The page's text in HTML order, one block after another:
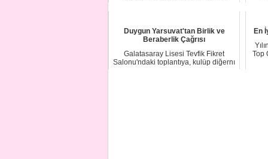
Duygun Yarsuvat'tan Birlik ve
Beraberlik Çağrısı
Galatasaray Lisesi Tevfik Fikret
Salonu'ndaki toplantıya, kulüp diğernı
En
Top